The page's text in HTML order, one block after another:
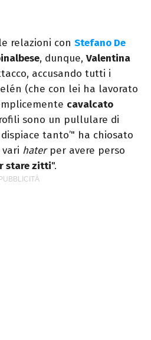
relazioni con Stefano De
, dunque, Valentina
accusando tutti i
(che con lei ha lavorato
cavalcato
sono un pullulare di
tanto’" ha chiosato
haterper avere perso
stare zitti".